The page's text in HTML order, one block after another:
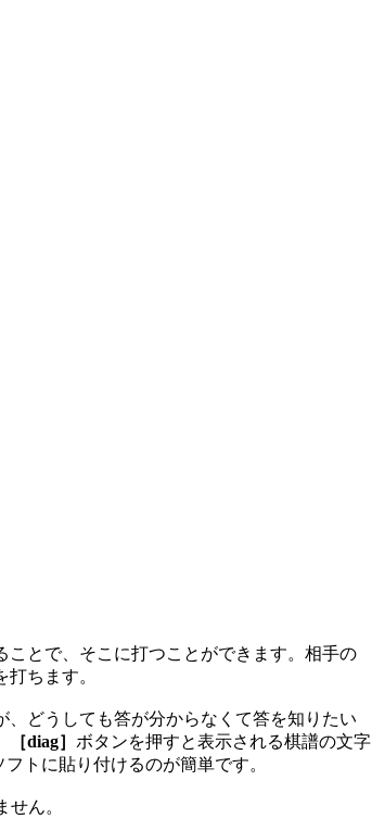
ことで、そこに打つことができます。相手の
ちます。
、どうしても答が分からなくて答を知りたい
［diag］ ボタンを押すと表示される棋譜の文字
トに貼り付けるのが簡単です。
ん。